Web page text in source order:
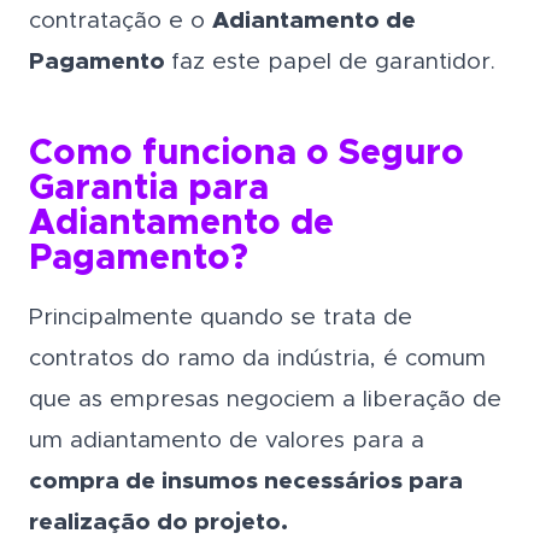
contratação e o Adiantamento de
Pagamento faz este papel de garantidor.
Como funciona o Seguro
Garantia para
Adiantamento de
Pagamento?
Principalmente quando se trata de
contratos do ramo da indústria, é comum
que as empresas negociem a liberação de
um adiantamento de valores para a
compra de insumos necessários para
realização do projeto.